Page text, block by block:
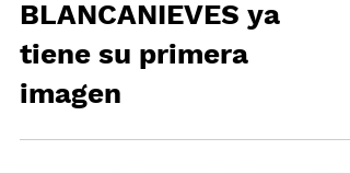
El live action de
BLANCANIEVES ya
tiene su primera
imagen